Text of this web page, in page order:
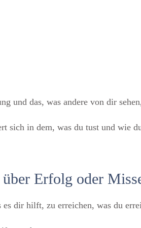
das, was andere von dir
sich in dem, was du tust und wie
über Erfolg oder
dir hilft, zu erreichen, was du